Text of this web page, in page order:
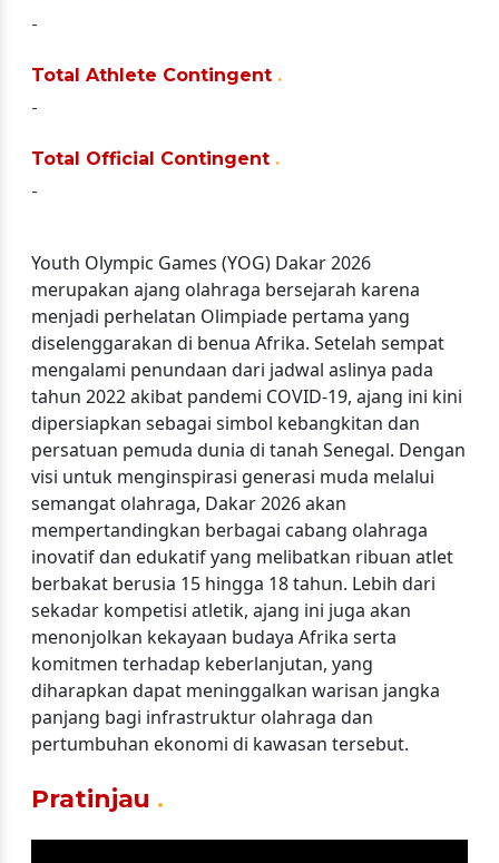
-
Total Athlete Contingent .
-
Total Official Contingent .
-
Youth Olympic Games (YOG) Dakar 2026
merupakan ajang olahraga bersejarah karena
menjadi perhelatan Olimpiade pertama yang
diselenggarakan di benua Afrika. Setelah sempat
mengalami penundaan dari jadwal aslinya pada
tahun 2022 akibat pandemi COVID-19, ajang ini kini
dipersiapkan sebagai simbol kebangkitan dan
persatuan pemuda dunia di tanah Senegal. Dengan
visi untuk menginspirasi generasi muda melalui
semangat olahraga, Dakar 2026 akan
mempertandingkan berbagai cabang olahraga
inovatif dan edukatif yang melibatkan ribuan atlet
berbakat berusia 15 hingga 18 tahun. Lebih dari
sekadar kompetisi atletik, ajang ini juga akan
menonjolkan kekayaan budaya Afrika serta
komitmen terhadap keberlanjutan, yang
diharapkan dapat meninggalkan warisan jangka
panjang bagi infrastruktur olahraga dan
pertumbuhan ekonomi di kawasan tersebut.
Pratinjau .